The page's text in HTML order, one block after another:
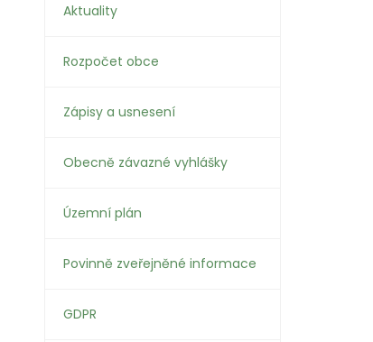
Aktuality
Rozpočet obce
Zápisy a usnesení
Obecně závazné vyhlášky
Územní plán
Povinně zveřejněné informace
GDPR